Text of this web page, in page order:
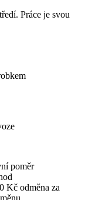
Práce je svou
poměr
Kč odměna za